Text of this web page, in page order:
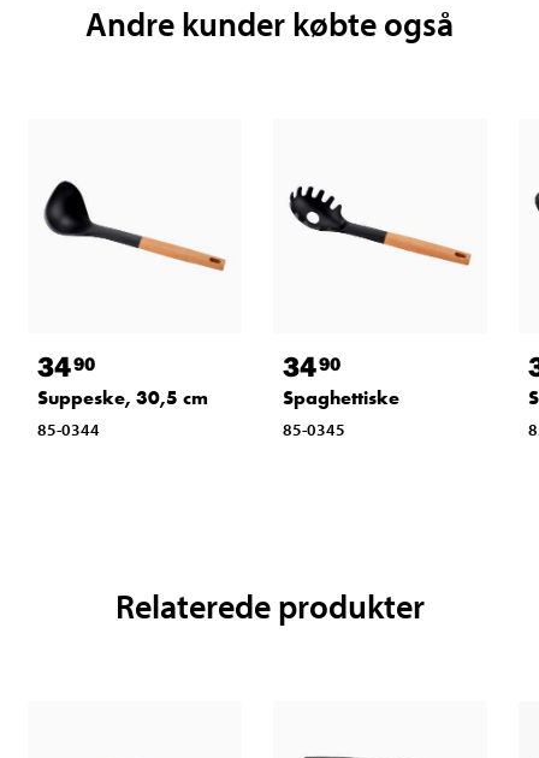
Andre kunder købte også
3490
Suppeske, 30,5 cm
85-0344
3490
Spaghettiske
85-0345
Relaterede produkter